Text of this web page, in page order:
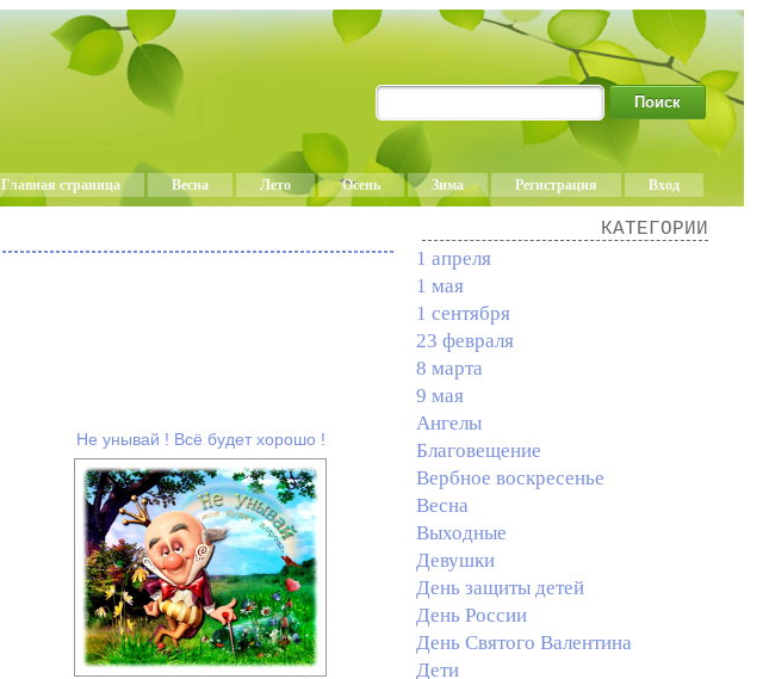
Главная страница Весна Лето Осень Зима Регистрация Вход
Не унывай ! Всё будет хорошо !
КАТЕГОРИИ
1 апреля
1 мая
1 сентября
23 февраля
8 марта
9 мая
Ангелы
Благовещение
Вербное воскресенье
Весна
Выходные
Девушки
День защиты детей
День России
День Святого Валентина
Дети